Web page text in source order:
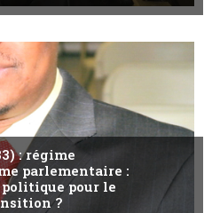
: régime
parlementaire :
pour le
?